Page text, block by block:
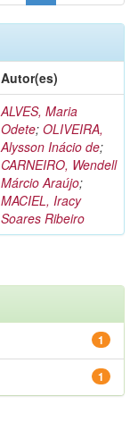
Autor(es)
ALVES, Maria
Odete; OLIVEIRA,
Alysson Inácio de;
CARNEIRO, Wendell
Márcio Araújo;
MACIEL, Iracy
Soares Ribeiro
1
1